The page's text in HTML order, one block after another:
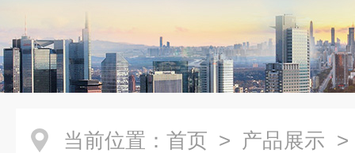
当前位置： 首页 > 产品展示